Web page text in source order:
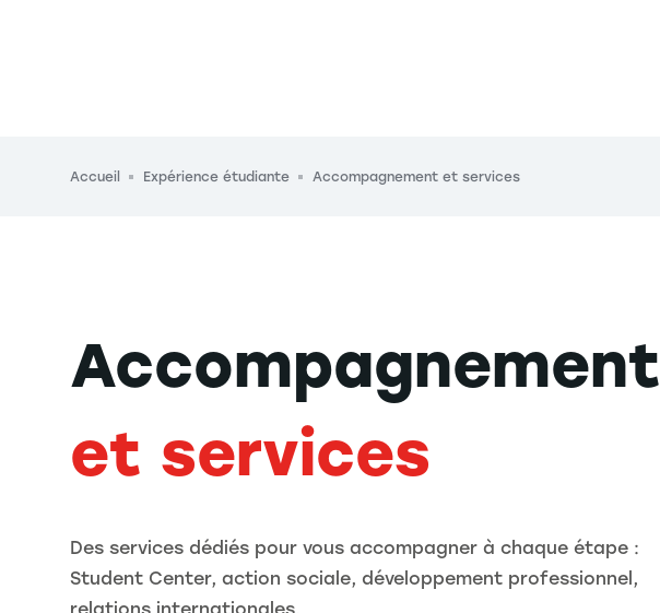
Fil d'Ariane
Accueil Expérience étudiante Accompagnement et services
Accompagnement
et services
Des services dédiés pour vous accompagner à chaque étape :
Student Center, action sociale, développement professionnel,